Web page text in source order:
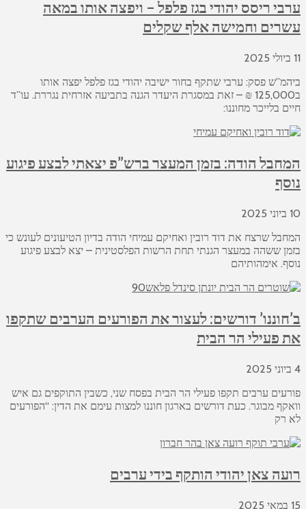
ערבי ריסס יהודי בגז פלפל – ויפצה אותו במאה
עשרים וחמישה אלף שקלים
11 ביולי 2025
ביהמ”ש פסק: ערבי שתקף בחור ישיבה יהודי בגז פלפל יפצה אותו
ב125,000 ₪ – זאת במסגרת היעדר הגנה בתביעה אזרחית נגררת. עו”ד
חיים בלייכר מחוננו:
המחבל הודה: בזמן המעצר ברש”פ יצאתי לבצע פיגוע
נוסף
10 ביוני 2025
המחבל שרצח את דוד רובין ואחיקם עמיחי הודה בדיון הטיעונים לעונש כי
בזמן ששהה במעצר הגנתי תחת הרשות הפלסטינית – יצא לבצע פיגוע
נוסף. אימהותיהם
ב’חוננו’ דורשים: לעצור את הפורעים הערבים שתקפו
את פעילי הר הבית
4 ביוני 2025
פורעים ערבים תקפו פעילי הר הבית בפסח שני, כשבין התוקפים גם איש
וואקף מבוגר. כעת דורשים בארגון חוננו למצות עימם את הדין: “הפורעים
לא רק
רועה צאן יהודי הותקף בידי ערבים
15 במאי 2025